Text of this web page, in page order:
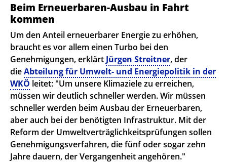
Beim Erneuerbaren-Ausbau in Fahrt
kommen
Um den Anteil erneuerbarer Energie zu erhöhen,
braucht es vor allem einen Turbo bei den
Genehmigungen, erklärt Jürgen Streitner, der
dieAbteilung für Umwelt- und Energiepolitik in der
WKÖ leitet: "Um unsere Klimaziele zu erreichen,
müssen wir deutlich schneller werden. Wir müssen
schneller werden beim Ausbau der Erneuerbaren,
aber auch bei der benötigten Infrastruktur. Mit der
Reform der Umweltverträglichkeitsprüfungen sollen
Genehmigungsverfahren, die fünf oder sogar zehn
Jahre dauern, der Vergangenheit angehören."